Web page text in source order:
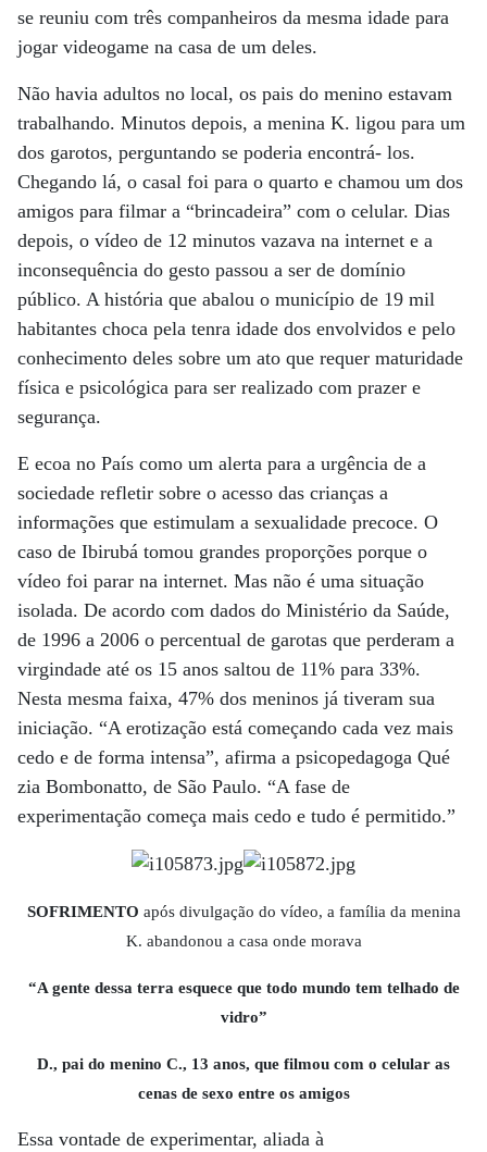
se reuniu com três companheiros da mesma idade para
jogar videogame na casa de um deles.
Não havia adultos no local, os pais do menino estavam
trabalhando. Minutos depois, a menina K. ligou para um
dos garotos, perguntando se poderia encontrá- los.
Chegando lá, o casal foi para o quarto e chamou um dos
amigos para filmar a “brincadeira” com o celular. Dias
depois, o vídeo de 12 minutos vazava na internet e a
inconsequência do gesto passou a ser de domínio
público. A história que abalou o município de 19 mil
habitantes choca pela tenra idade dos envolvidos e pelo
conhecimento deles sobre um ato que requer maturidade
física e psicológica para ser realizado com prazer e
segurança.
E ecoa no País como um alerta para a urgência de a
sociedade refletir sobre o acesso das crianças a
informações que estimulam a sexualidade precoce. O
caso de Ibirubá tomou grandes proporções porque o
vídeo foi parar na internet. Mas não é uma situação
isolada. De acordo com dados do Ministério da Saúde,
de 1996 a 2006 o percentual de garotas que perderam a
virgindade até os 15 anos saltou de 11% para 33%.
Nesta mesma faixa, 47% dos meninos já tiveram sua
iniciação. “A erotização está começando cada vez mais
cedo e de forma intensa”, afirma a psicopedagoga Qué
zia Bombonatto, de São Paulo. “A fase de
experimentação começa mais cedo e tudo é permitido.”
SOFRIMENTO após divulgação do vídeo, a família da menina
K. abandonou a casa onde morava
“A gente dessa terra esquece que todo mundo tem telhado de
vidro”
D., pai do menino C., 13 anos, que filmou com o celular as
cenas de sexo entre os amigos
Essa vontade de experimentar, aliada à